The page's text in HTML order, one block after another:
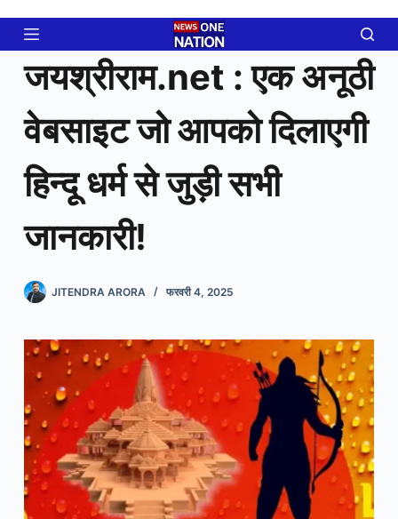
content
जयश्रीराम.net : एक अनूठी
वेबसाइट जो आपको दिलाएगी
हिन्दू धर्म से जुड़ी सभी
जानकारी!
JITENDRA ARORA फरवरी 4, 2025